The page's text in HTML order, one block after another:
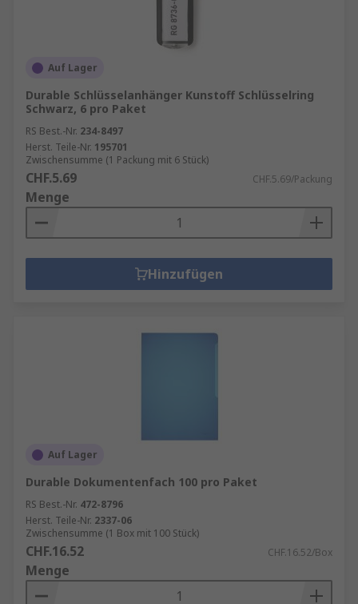
Auf Lager
Durable Schlüsselanhänger Kunstoff Schlüsselring
Schwarz, 6 pro Paket
RS Best.-Nr. 234-8497
Herst. Teile-Nr. 195701
Zwischensumme (1 Packung mit 6 Stück)
CHF.5.69 CHF.5.69/Packung
Menge
Hinzufügen
Auf Lager
Durable Dokumentenfach 100 pro Paket
RS Best.-Nr. 472-8796
Herst. Teile-Nr. 2337-06
Zwischensumme (1 Box mit 100 Stück)
CHF.16.52 CHF.16.52/Box
Menge